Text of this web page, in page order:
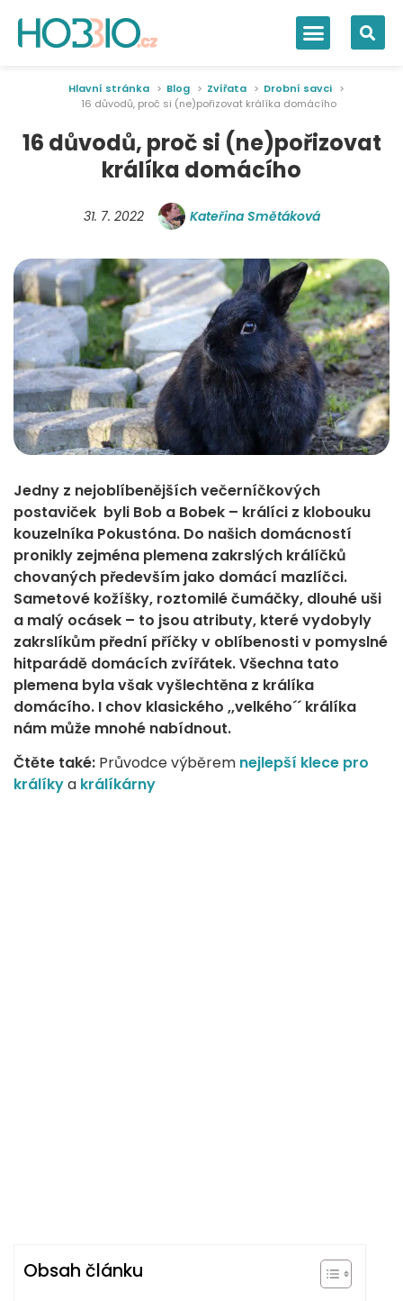
Hlavní stránka Blog Zvířata
Drobní savci
16 důvodů, proč si (ne)pořizovat králíka domácího
16 důvodů, proč si (ne)pořizovat
králíka domácího
31. 7. 2022 Kateřina Smětáková
Jedny z nejoblíbenějších večerníčkových
postaviček byli Bob a Bobek – králíci z klobouku
kouzelníka Pokustóna. Do našich domácností
pronikly zejména plemena zakrslých králíčků
chovaných především jako domácí mazlíčci.
Sametové kožíšky, roztomilé čumáčky, dlouhé uši
a malý ocásek – to jsou atributy, které vydobyly
zakrslíkům přední příčky v oblíbenosti v pomyslné
hitparádě domácích zvířátek. Všechna tato
plemena byla však vyšlechtěna z králíka
domácího. I chov klasického ,,velkého´´ králíka
nám může mnohé nabídnout.
Čtěte také: Průvodce výběrem nejlepší klece pro
králíkya králíkárny
Obsah článku